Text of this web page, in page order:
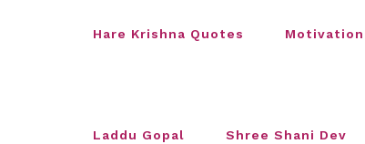
Hare Krishna Quotes
Laddu Gopal Shree Shani Dev